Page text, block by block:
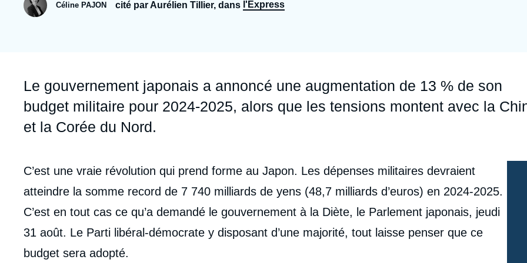
Partenariats et réseaux
Ramses
Intelligence artificielle
Europe
Jeudi 17 septembre 2026 17:30
Céline PAJON cité par Aurélien Tillier, dans l'Express
Accroche
Le gouvernement japonais a annoncé une augmentation de 13 % de son
budget militaire pour 2024-2025, alors que les tensions montent avec la
et la Corée du Nord.
Contenu
intervention
médiatique
C’est une vraie révolution qui prend forme au Japon. Les dépenses militaires devraient
atteindre la somme record de 7 740 milliards de yens (48,7 milliards d’euros) en 2024-2025.
C’est en tout cas ce qu’a demandé le gouvernement à la Diète, le Parlement japonais, jeudi
31 août. Le Parti libéral-démocrate y disposant d’une majorité, tout laisse penser que ce
budget sera adopté.